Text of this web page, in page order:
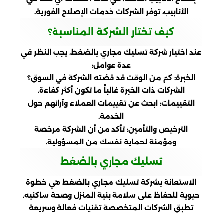
الأنابيب، توفر الشركات خدمات الإصلاح الفورية.
كيف تختار الشركة المناسبة؟
عند اختيار شركة تسليك مجاري بالضغط، يجب النظر في
عدة عوامل:
الخبرة: كم من الوقت قد قضته الشركة في السوق؟
الشركات ذات الخبرة غالباً ما تكون أكثر كفاءة.
التقييمات: ابحث عن تقييمات العملاء وآرائهم حول
الخدمة.
الترخيص والتأمين: تأكد من أن الشركة مرخصة
ومؤمنة لحماية نفسك من المسؤولية.
تسليك مجاري بالضغط
الاستعانة بشركة تسليك مجاري بالضغط هي خطوة
حيوية للحفاظ على سلامة بنية المنزل وصحة ساكنيه.
تطبق الشركات المتخصصة تقنيات فعالة وسريعة